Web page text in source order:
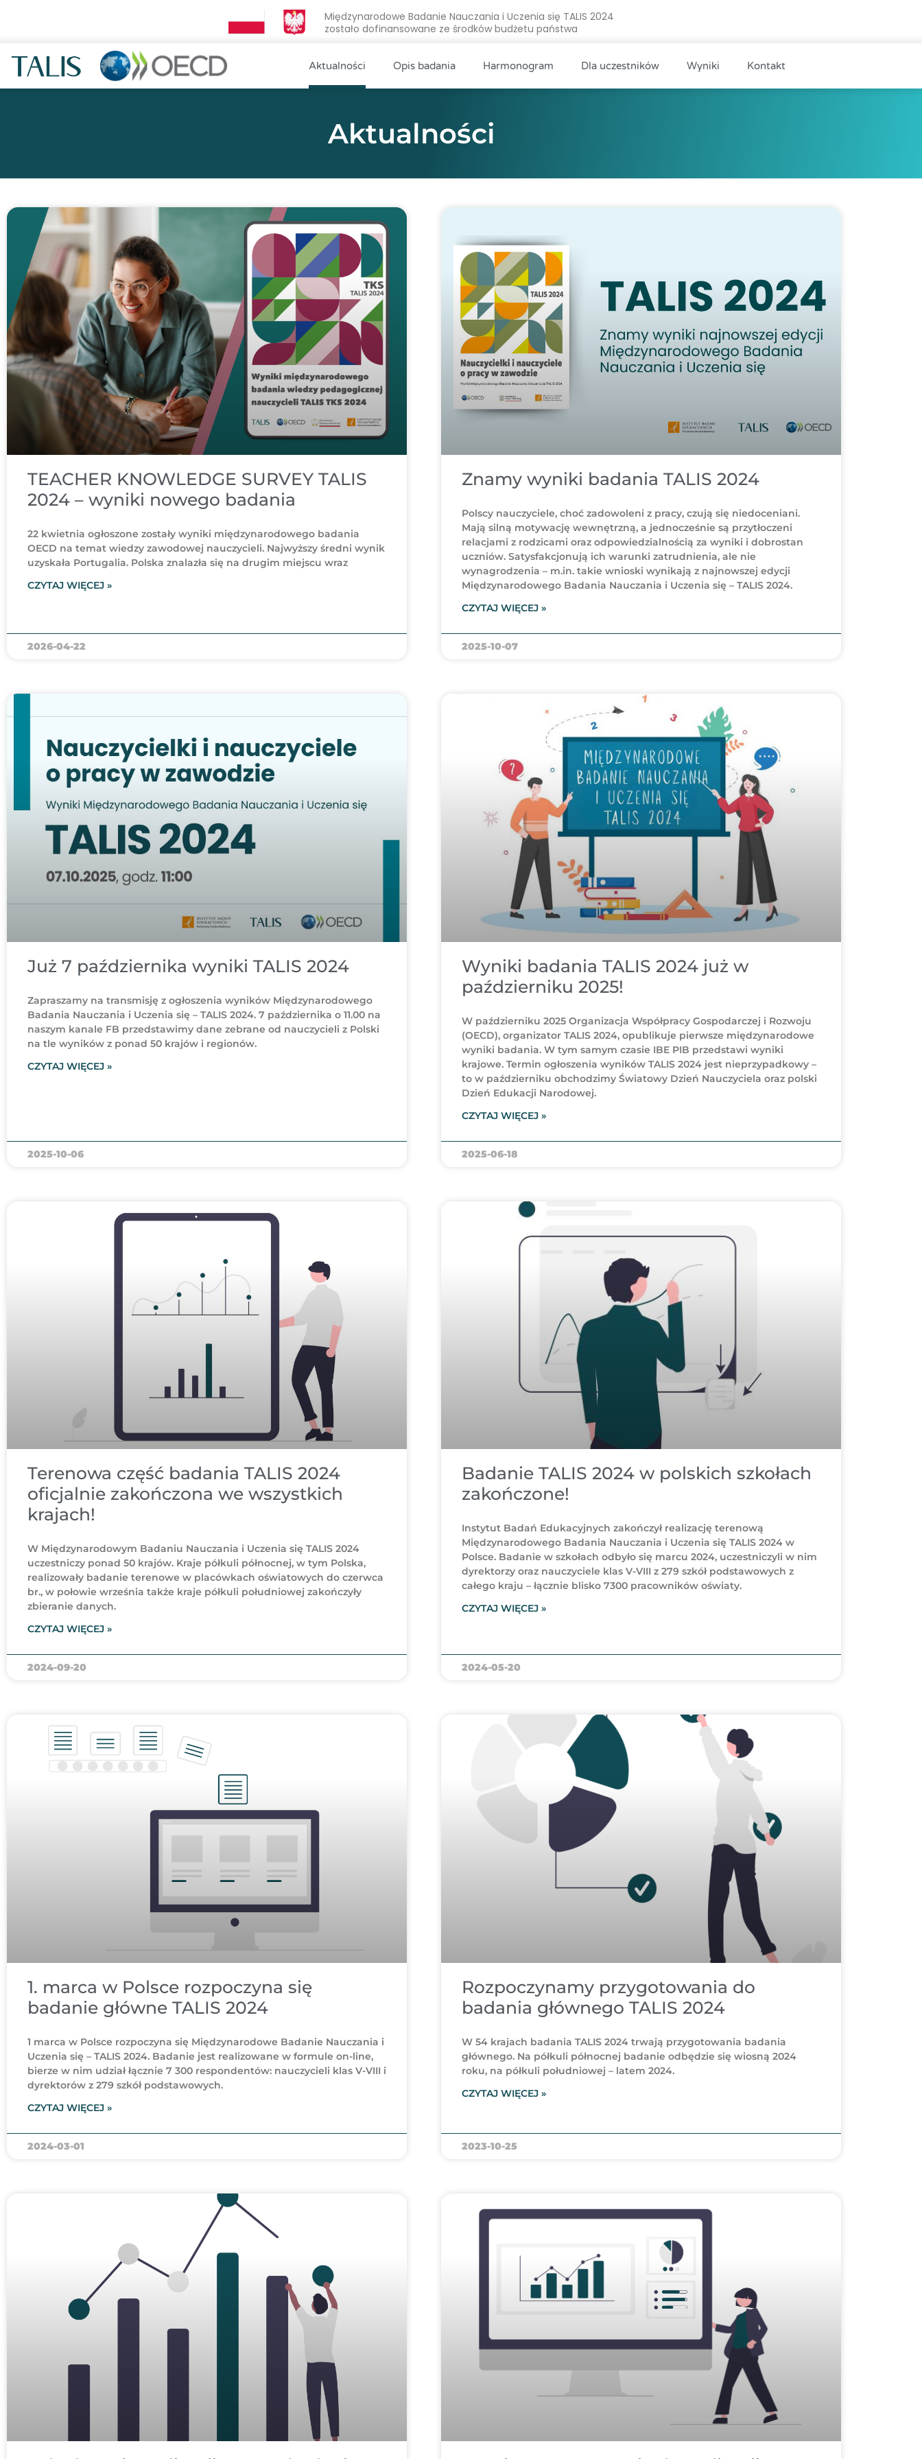
Międzynarodowe Badanie Nauczania i Uczenia się TALIS 2024
zostało dofinansowane ze środków budżetu państwa
Aktualności Opis badania Harmonogram Dla uczestników Wyniki Kontakt
Aktualności
TEACHER KNOWLEDGE SURVEY TALIS
2024 – wyniki nowego badania
22 kwietnia ogłoszone zostały wyniki międzynarodowego badania
OECD na temat wiedzy zawodowej nauczycieli. Najwyższy średni wynik
uzyskała Portugalia. Polska znalazła się na drugim miejscu wraz
CZYTAJ WIĘCEJ »
2026-04-22
Znamy wyniki badania TALIS 2024
Polscy nauczyciele, choć zadowoleni z pracy, czują się niedoceniani.
Mają silną motywację wewnętrzną, a jednocześnie są przytłoczeni
relacjami z rodzicami oraz odpowiedzialnością za wyniki i dobrostan
uczniów. Satysfakcjonują ich warunki zatrudnienia, ale nie
wynagrodzenia – m.in. takie wnioski wynikają z najnowszej edycji
Międzynarodowego Badania Nauczania i Uczenia się – TALIS 2024.
CZYTAJ WIĘCEJ »
2025-10-07
Już 7 października wyniki TALIS 2024
Zapraszamy na transmisję z ogłoszenia wyników Międzynarodowego
Badania Nauczania i Uczenia się – TALIS 2024. 7 października o 11.00 na
naszym kanale FB przedstawimy dane zebrane od nauczycieli z Polski
na tle wyników z ponad 50 krajów i regionów.
CZYTAJ WIĘCEJ »
2025-10-06
Wyniki badania TALIS 2024 już w
październiku 2025!
W październiku 2025 Organizacja Współpracy Gospodarczej i Rozwoju
(OECD), organizator TALIS 2024, opublikuje pierwsze międzynarodowe
wyniki badania. W tym samym czasie IBE PIB przedstawi wyniki
krajowe. Termin ogłoszenia wyników TALIS 2024 jest nieprzypadkowy –
to w październiku obchodzimy Światowy Dzień Nauczyciela oraz polski
Dzień Edukacji Narodowej.
CZYTAJ WIĘCEJ »
2025-06-18
Terenowa część badania TALIS 2024
oficjalnie zakończona we wszystkich
krajach!
W Międzynarodowym Badaniu Nauczania i Uczenia się TALIS 2024
uczestniczy ponad 50 krajów. Kraje półkuli północnej, w tym Polska,
realizowały badanie terenowe w placówkach oświatowych do czerwca
br., w połowie września także kraje półkuli południowej zakończyły
zbieranie danych.
CZYTAJ WIĘCEJ »
2024-09-20
Badanie TALIS 2024 w polskich szkołach
zakończone!
Instytut Badań Edukacyjnych zakończył realizację terenową
Międzynarodowego Badania Nauczania i Uczenia się TALIS 2024 w
Polsce. Badanie w szkołach odbyło się marcu 2024, uczestniczyli w nim
dyrektorzy oraz nauczyciele klas V-VIII z 279 szkół podstawowych z
całego kraju – łącznie blisko 7300 pracowników oświaty.
CZYTAJ WIĘCEJ »
2024-05-20
1. marca w Polsce rozpoczyna się
badanie główne TALIS 2024
1 marca w Polsce rozpoczyna się Międzynarodowe Badanie Nauczania i
Uczenia się – TALIS 2024. Badanie jest realizowane w formule on-line,
bierze w nim udział łącznie 7 300 respondentów: nauczycieli klas V-VIII i
dyrektorów z 279 szkół podstawowych.
CZYTAJ WIĘCEJ »
2024-03-01
Rozpoczynamy przygotowania do
badania głównego TALIS 2024
W 54 krajach badania TALIS 2024 trwają przygotowania badania
głównego. Na półkuli północnej badanie odbędzie się wiosną 2024
roku, na półkuli południowej – latem 2024.
CZYTAJ WIĘCEJ »
2023-10-25